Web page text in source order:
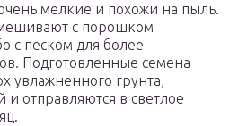
мелкие и похожи на пыль.
с порошком
с песком для более
Подготовленные семена
увлажненного грунта,
отправляются в светлое